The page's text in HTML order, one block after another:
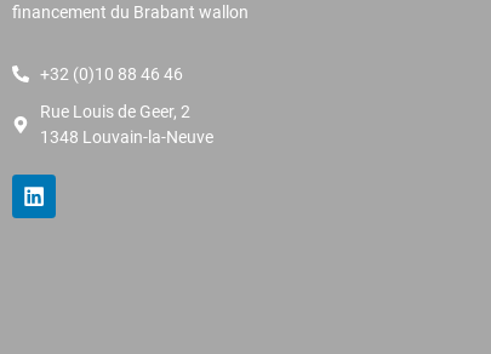
financement du Brabant wallon
+32 (0)10 88 46 46
Rue Louis de Geer, 2
1348 Louvain-la-Neuve